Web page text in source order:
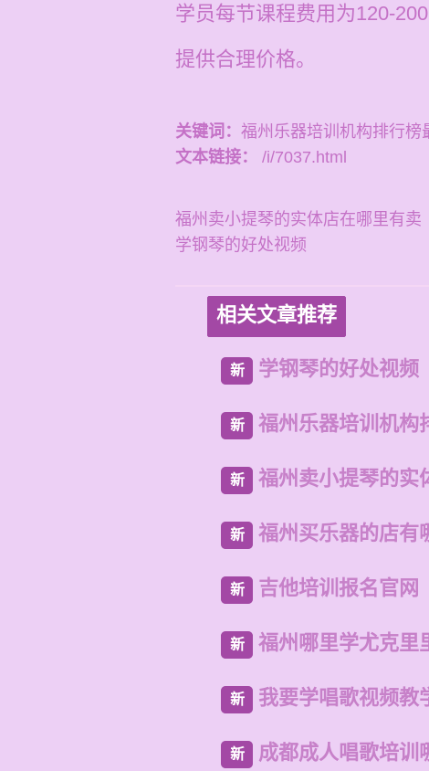
学员每节课程费用为120-
提供合理价格。
关键词： 福州乐器培训机构排行榜
文本链接：
/i/7037.html
福州卖小提琴的实体店在哪里有卖
学钢琴的好处视频
相关文章推荐
新 学钢琴的好处视频
新 福州乐器培训机构
新 福州卖小提琴的实
新 福州买乐器的店有
新 吉他培训报名官网
新 福州哪里学尤克里
新 我要学唱歌视频教
新 成都成人唱歌培训